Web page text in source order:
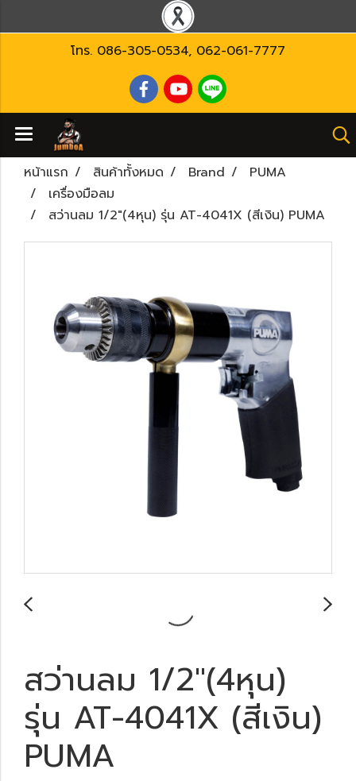
โทร. 086-305-0534, 062-061-7777
หน้าแรก สินค้าทั้งหมด Brand
PUMA
เครื่องมือลม
สว่านลม 1/2"(4หุน) รุ่น AT-4041X (สีเงิน) PUMA
สว่านลม 1/2"(4หุน)
รุ่น AT-4041X (สีเงิน)
PUMA